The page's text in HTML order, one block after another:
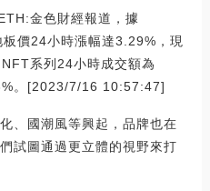
金色財經報道，據
價24小時漲幅達3.29%，現
系列24小時成交額為
。[2023/7/16 10:57:47]
、國潮風等興起，品牌也在
試圖通過更立體的視野來打